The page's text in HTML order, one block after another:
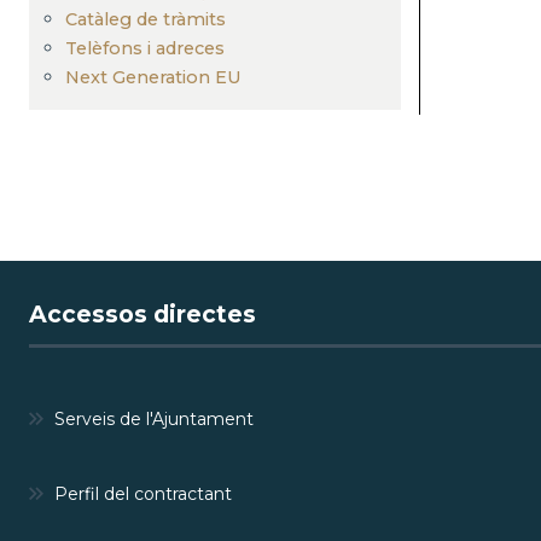
Catàleg de tràmits
Telèfons i adreces
Next Generation EU
Accessos directes
Serveis de l'Ajuntament
Perfil del contractant